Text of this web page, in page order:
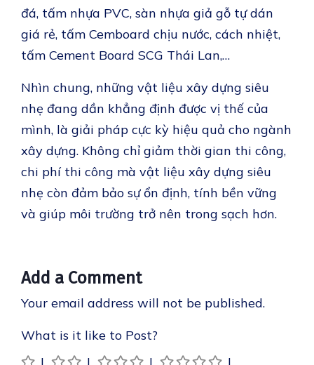
đá, tấm nhựa PVC, sàn nhựa giả gỗ tự dán
giá rẻ, tấm Cemboard chịu nước, cách nhiệt,
tấm Cement Board SCG Thái Lan,…
Nhìn chung, những vật liệu xây dựng siêu
nhẹ đang dần khẳng định được vị thế của
mình, là giải pháp cực kỳ hiệu quả cho ngành
xây dựng. Không chỉ giảm thời gian thi công,
chi phí thi công mà vật liệu xây dựng siêu
nhẹ còn đảm bảo sự ổn định, tính bền vững
và giúp môi trường trở nên trong sạch hơn.
Add a Comment
Your email address will not be published.
What is it like to Post?